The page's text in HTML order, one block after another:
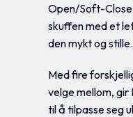
Open/Soft-
skuffen med et
den mykt og stille.
Med fire
velge mellom,
til å tilpasse seg